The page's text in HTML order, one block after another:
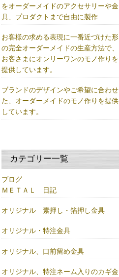
をオーダーメイドのアクセサリーや金
具、プロダクトまで自由に製作
お客様の求める表現に一番近づけた形
の完全オーダーメイドの生産方法で、
お客さまにオンリーワンのモノ作りを
提供しています。
ブランドのデザインやご希望に合わせ
た、オーダーメイドのモノ作りを提供
しています。
カテゴリー一覧
ブログ
ＭＥＴＡＬ 日記
オリジナル 素押し・箔押し金具
オリジナル・特注金具
オリジナル、口前留め金具
オリジナル、特注ネーム入りのカギ金